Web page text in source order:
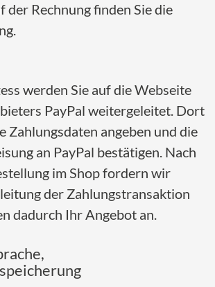
der Rechnung finden Sie die
werden Sie auf die Webseite
PayPal weitergeleitet. Dort
Zahlungsdaten angeben und die
an PayPal bestätigen. Nach
im Shop fordern wir
der Zahlungstransaktion
dadurch Ihr Angebot an.